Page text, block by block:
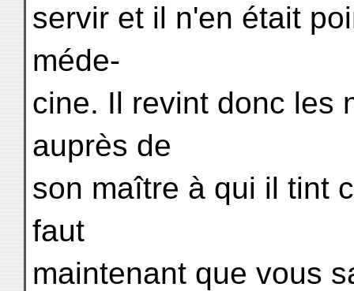
servir et il n'en était
méde-
cine. Il revint donc les
auprès de
son maître à qui il tint
faut
maintenant que vous